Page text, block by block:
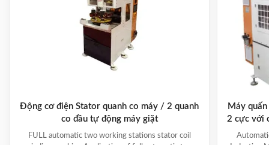
Động cơ điện Stator quanh co máy / 2 quanh
co đầu tự động máy giặt
FULL automatic two working stations stator coil
Máy
2 cực với